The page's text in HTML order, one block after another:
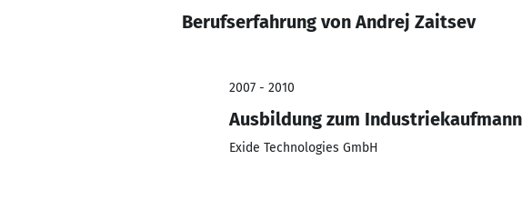
Berufserfahrung von Andrej Zaitsev
2007 - 2010
Ausbildung zum
Exide Technologies GmbH